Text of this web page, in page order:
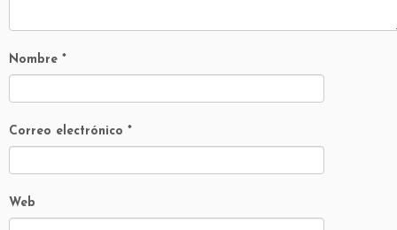
Nombre *
Correo electrónico *
Web